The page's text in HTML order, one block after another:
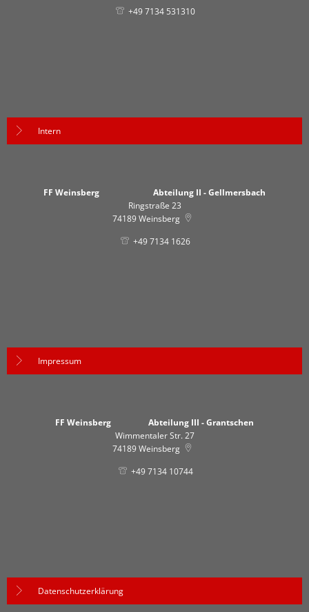
+49 7134 531310
Intern
FF Weinsberg Abteilung II - Gellmersbach
Ringstraße 23
74189Weinsberg
+49 7134 1626
Impressum
FF Weinsberg Abteilung III - Grantschen
Wimmentaler Str. 27
74189Weinsberg
+49 7134 10744
Datenschutzerklärung